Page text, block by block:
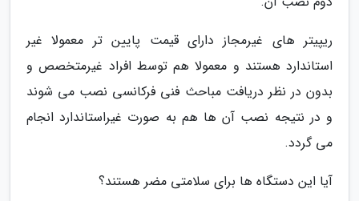
ریپیتر های غیرمجاز دارای قیمت پایین تر معمولا غیر
استاندارد هستند و معمولا هم توسط افراد غیرمتخصص و
بدون در نظر دریافت مباحث فنی فرکانسی نصب می شوند
و در نتیجه نصب آن ها هم به صورت غیراستاندارد انجام
می گردد.
آیا این دستگاه ها برای سلامتی مضر هستند؟